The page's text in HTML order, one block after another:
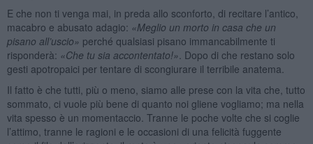
E che non ti venga mai, in preda allo sconforto, di recitare l’antico,
macabro e abusato adagio: «Meglio un morto in casa che un
pisano all’uscio» perché qualsiasi pisano immancabilmente ti
risponderà: «Che tu sia accontentato!» . Dopo di che restano solo
gesti apotropaici per tentare di scongiurare il terribile anatema.
Il fatto è che tutti, più o meno, siamo alle prese con la vita che, tutto
sommato, ci vuole più bene di quanto noi gliene vogliamo; ma nella
vita spesso è un momentaccio. Tranne le poche volte che si coglie
l’attimo, tranne le ragioni e le occasioni di una felicità fuggente